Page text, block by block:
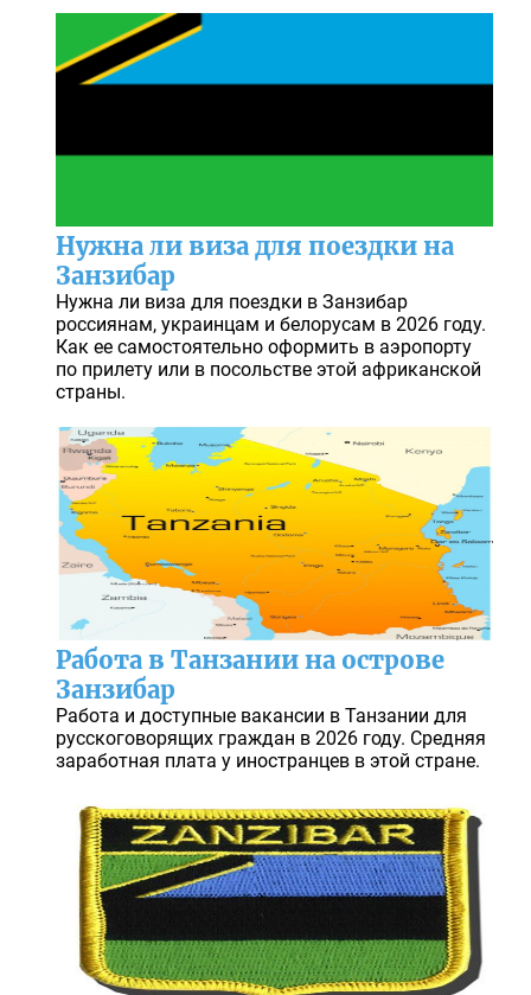
Нужна ли виза для поездки на
Занзибар
Нужна ли виза для поездки в Занзибар
россиянам, украинцам и белорусам в 2026 году.
Как ее самостоятельно оформить в аэропорту
по прилету или в посольстве этой африканской
страны.
Работа в Танзании на острове
Занзибар
Работа и доступные вакансии в Танзании для
русскоговорящих граждан в 2026 году. Средняя
заработная плата у иностранцев в этой стране.